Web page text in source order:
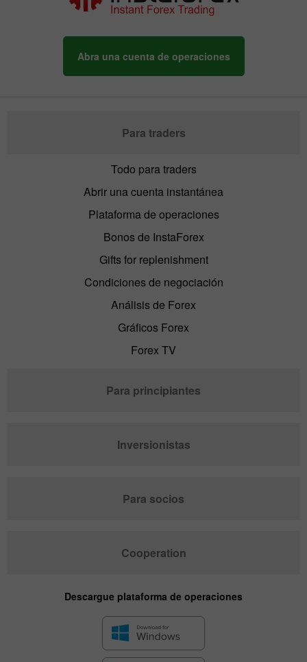
Abra una cuenta de operaciones
Para traders
Todo para traders
Abrir una cuenta instantánea
Plataforma de operaciones
Bonos de InstaForex
Gifts for replenishment
Condiciones de negociación
Análisis de Forex
Gráficos Forex
Forex TV
Para principiantes
Inversionistas
Para socios
Cooperation
Descargue plataforma de operaciones